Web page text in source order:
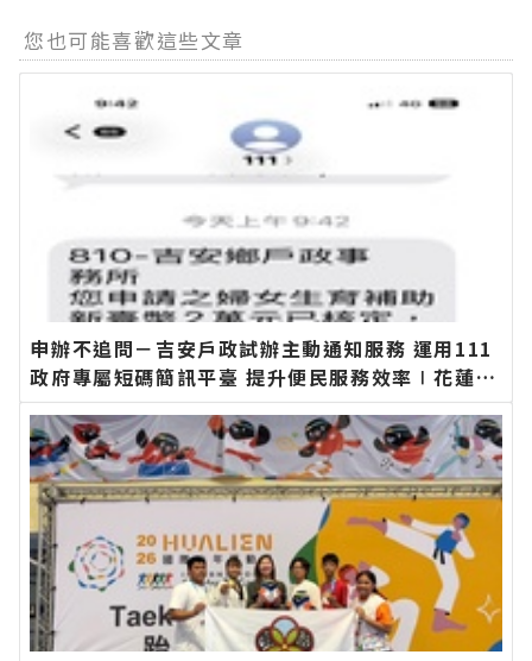
您也可能喜歡這些文章
申辦不追問－吉安戶政試辦主動通知服務 運用111
政府專屬短碼簡訊平臺 提升便民服務效率∣花蓮新
聞網官方網站各類新聞－最快速的今日新聞報導 最
新的在地資訊！